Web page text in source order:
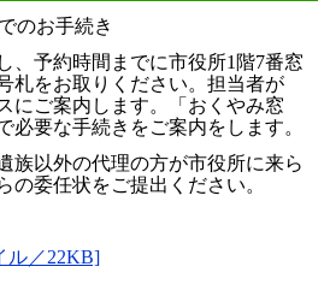
のお手続き
予約時間までに市役所1階7番窓
札をお取りください。担当者が
にご案内します。「おくやみ窓
必要な手続きをご案内をします。
以外の代理の方が市役所に来ら
の委任状をご提出ください。
ル／22KB]